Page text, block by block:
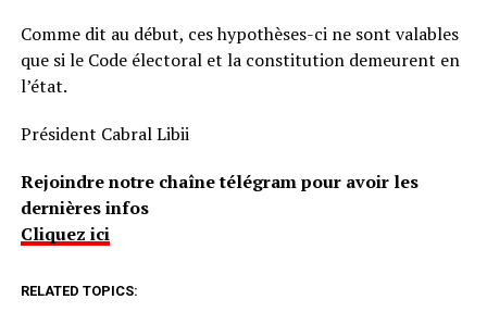
Comme dit au début, ces hypothèses-ci ne sont valables
que si le Code électoral et la constitution demeurent en
l’état.
Président Cabral Libii
Rejoindre notre chaîne télégram pour avoir les
dernières infos
Cliquez ici
RELATED TOPICS: